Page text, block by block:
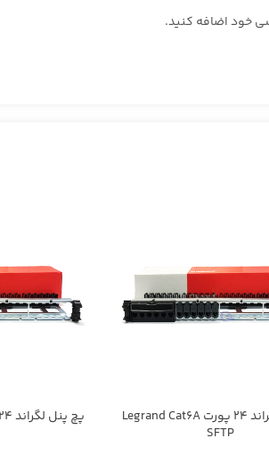
خود اضافه کنید.
پچ پنل لگراند 24 پورت Legrand Cat6A
SFTP